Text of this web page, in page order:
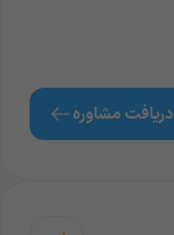
دریافت‌ مشاوره